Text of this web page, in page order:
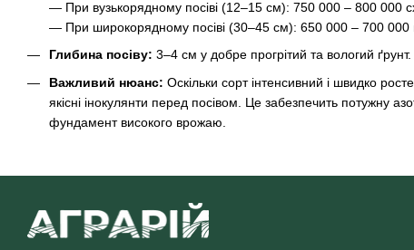
— При вузькорядному посіві (12–15 см): 750 000 – 800 000
— При широкорядному посіві (30–45 см): 650 000 – 700 000
Глибина посіву: 3–4 см у добре прогрітий та вологий ґрунт.
Важливий нюанс: Оскільки сорт інтенсивний і швидко
якісні інокулянти перед посівом. Це забезпечить потужну
фундамент високого врожаю.